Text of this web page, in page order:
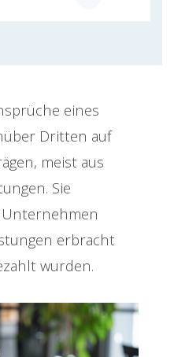
eines
Dritten auf
meist aus
Sie
erbracht
wurden.